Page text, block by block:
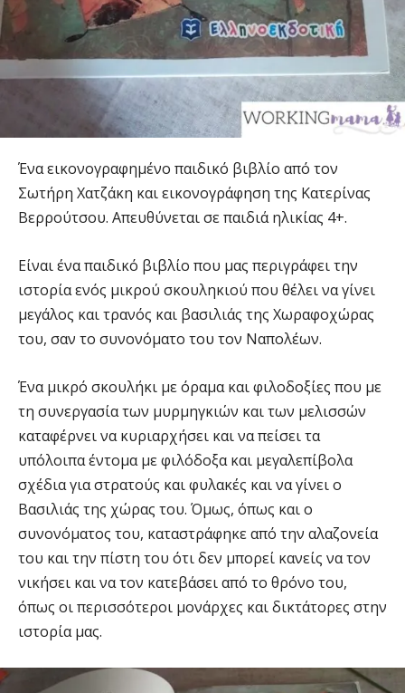
Ένα εικονογραφημένο παιδικό βιβλίο από τον
Σωτήρη Χατζάκη και εικονογράφηση της Κατερίνας
Βερρούτσου. Απευθύνεται σε παιδιά ηλικίας 4+.
Είναι ένα παιδικό βιβλίο που μας περιγράφει την
ιστορία ενός μικρού σκουληκιού που θέλει να γίνει
μεγάλος και τρανός και βασιλιάς της Χωραφοχώρας
του, σαν το συνονόματο του τον Ναπολέων.
Ένα μικρό σκουλήκι με όραμα και φιλοδοξίες που με
τη συνεργασία των μυρμηγκιών και των μελισσών
καταφέρνει να κυριαρχήσει και να πείσει τα
υπόλοιπα έντομα με φιλόδοξα και μεγαλεπίβολα
σχέδια για στρατούς και φυλακές και να γίνει ο
Βασιλιάς της χώρας του. Όμως, όπως και ο
συνονόματος του, καταστράφηκε από την αλαζονεία
του και την πίστη του ότι δεν μπορεί κανείς να τον
νικήσει και να τον κατεβάσει από το θρόνο του,
όπως οι περισσότεροι μονάρχες και δικτάτορες στην
ιστορία μας.